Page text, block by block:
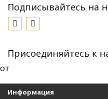
Подписывайтесь на
Присоединяйтесь к
от
Информация